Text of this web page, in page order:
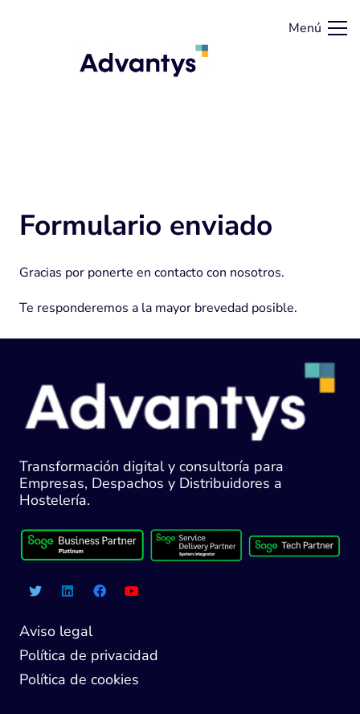
Menú
Formulario enviado
Gracias por ponerte en contacto con nosotros.
Te responderemos a la mayor brevedad posible.
Transformación digital y consultoría para
Empresas, Despachos y Distribuidores a
Hostelería.
Aviso legal
Política de privacidad
Política de cookies